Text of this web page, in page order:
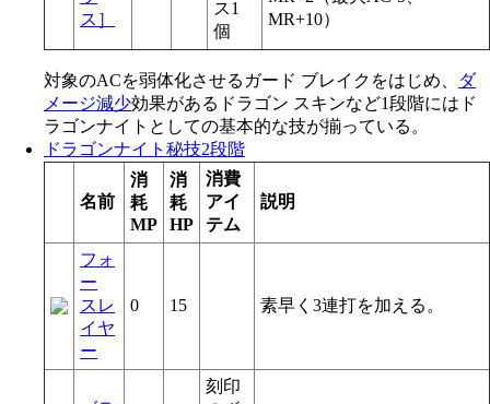
ス］
ス1
個
MR+10）
対象のACを弱体化させるガード ブレイクをはじめ、
ダ
メージ減少効果があるドラゴン スキンなど1段階にはド
ラゴンナイトとしての基本的な技が揃っている。
ドラゴンナイト秘技2段階
名前
消
耗
MP
消
耗
HP
消費
アイ
テム
説明
フォ
ー
スレ
イヤ
ー
0 15 素早く3連打を加える。
刻印